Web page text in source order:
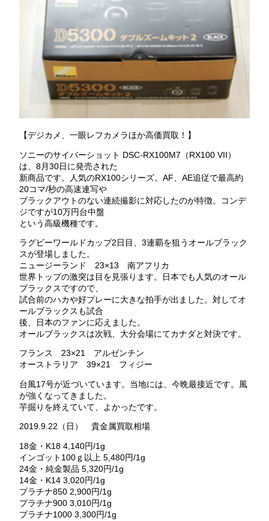
【デジカメ、一眼レフカメラほか高価買取！】
ソニーのサイバーショット DSC-RX100M7（RX100 VII）
は、8月30日に発売された
新商品です。人気のRX100シリーズ。AF、AE追従で最高約
20コマ/秒の高速連写や
ブラックアウトのない連続撮影に対応したのが特徴。コンデ
ジですが10万円台中盤
という高級機種です。
ラグビーワールドカップ2日目、3連覇を狙うオールブラック
スが登場しました。
ニュージーランド 23×13 南アフリカ
世界トップの激突は目を見張ります。日本でも人気のオール
ブラックスですので、
試合前のハカや好プレーに大きな拍手が出ました。対してオ
ールブラックスも試合
後、日本のファンに応えました。
オールブラックスは次戦、大分会場にてカナダと対決です。
フランス 23×21 アルゼンチン
オーストラリア 39×21 フィジー
台風17号が近づいています。当地には、今晩最接近です。風
が強くなってきました。
芋掘りを終えていて、よかったです。
2019.9.22（日） 貴金属買取相場
18金・K18 4,140円/1g
インゴット100ｇ以上 5,480円/1g
24金・純金製品 5,320円/1g
14金・K14 3,020円/1g
プラチナ850 2,900円/1g
プラチナ900 3,010円/1g
プラチナ1000 3,300円/1g